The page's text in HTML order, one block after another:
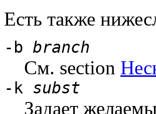
Есть также
-b branch
См. section
-k subst
Задает